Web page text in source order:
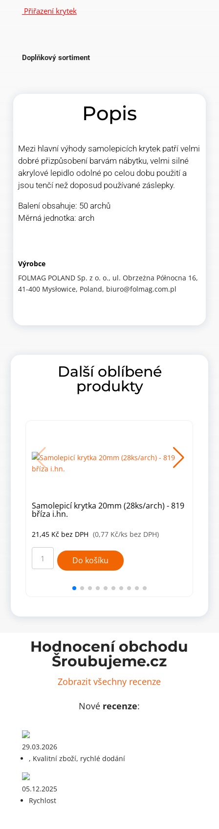
Přiřazení krytek
Doplňkový sortiment
Popis
Mezi hlavní výhody samolepicích krytek patří velmi
dobré přizpůsobení barvám nábytku, velmi silné
akrylové lepidlo odolné po celou dobu použití a
jsou tenčí než doposud používané záslepky.
Balení obsahuje: 50 archů
Měrná jednotka: arch
Výrobce
FOLMAG POLAND Sp. z o. o., ul. Obrzeżna Północna 16,
41-400 Mysłowice, Poland, biuro@folmag.com.pl
Další oblíbené
produkty
Samolepicí krytka 20mm (28ks/arch) - 819
bříza i.hn.
21,45 Kč bez DPH (0,77 Kč/ks bez DPH)
Samolepicí
krytka
20mm
(28ks/arch)
Do košíku
Hodnocení obchodu
Šroubujeme.cz
Zobrazit všechny recenze
Nové recenze:
29.03.2026
, Kvalitní zboží, rychlé dodání
05.12.2025
Rychlost